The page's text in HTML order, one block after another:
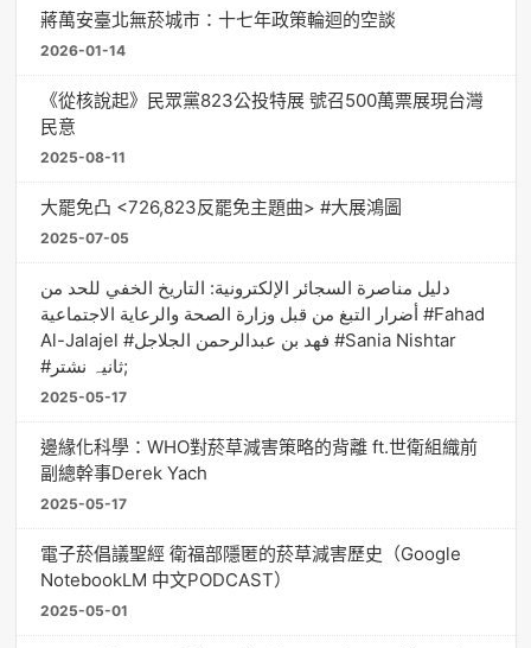
蔣萬安臺北無菸城市：十七年政策輪迴的空談
2026-01-14
《從核說起》民眾黨823公投特展 號召500萬票展現台灣
民意
2025-08-11
大罷免凸 <726,823反罷免主題曲> #大展鴻圖
2025-07-05
دليل مناصرة السجائر الإلكترونية: التاريخ الخفي للحد من
أضرار التبغ من قبل وزارة الصحة والرعاية الاجتماعية #Fahad
Al-Jalajel #فهد بن عبدالرحمن الجلاجل #Sania Nishtar
#ثانیہ نشتر;
2025-05-17
邊緣化科學：WHO對菸草減害策略的背離 ft.世衛組織前
副總幹事Derek Yach
2025-05-17
電子菸倡議聖經 衛福部隱匿的菸草減害歷史（Google
NotebookLM 中文PODCAST）
2025-05-01